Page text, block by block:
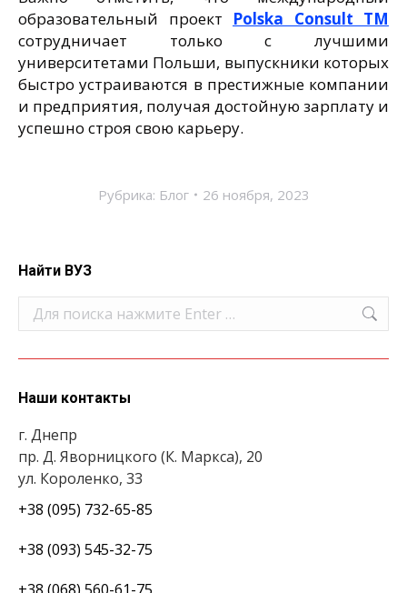
образовательный проект Polska Consult TM
сотрудничает только с лучшими
университетами Польши, выпускники которых
быстро устраиваются в престижные компании
и предприятия, получая достойную зарплату и
успешно строя свою карьеру.
Рубрика: Блог 26 ноября, 2023
Найти ВУЗ
Поиск:
Наши контакты
г. Днепр
пр. Д. Яворницкого (К. Маркса), 20
ул. Короленко, 33
+38 (095) 732-65-85
+38 (093) 545-32-75
+38 (068) 560-61-75